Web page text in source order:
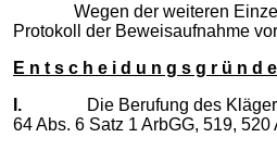
Wegen der weiteren
Protokoll der Beweisaufnahme
E n t s c h e i d u n g s g r ü n d e
I. Die Berufung des Klägers ist
64 Abs. 6 Satz 1 ArbGG, 519, 520